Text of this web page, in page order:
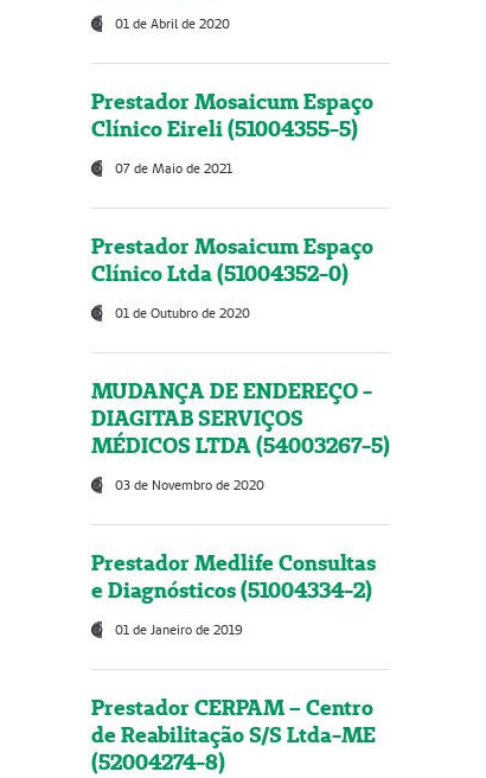
01 de Abril de 2020
Prestador Mosaicum Espaço
Clínico Eireli (51004355-5)
07 de Maio de 2021
Prestador Mosaicum Espaço
Clínico Ltda (51004352-0)
01 de Outubro de 2020
MUDANÇA DE ENDEREÇO -
DIAGITAB SERVIÇOS
MÉDICOS LTDA (54003267-5)
03 de Novembro de 2020
Prestador Medlife Consultas
e Diagnósticos (51004334-2)
01 de Janeiro de 2019
Prestador CERPAM – Centro
de Reabilitação S/S Ltda-ME
(52004274-8)